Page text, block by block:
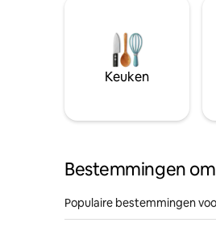
Keuken
Bestemmingen
Populaire bestemmingen